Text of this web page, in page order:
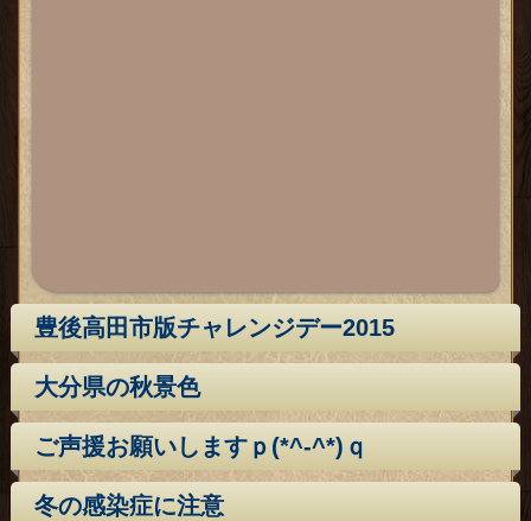
豊後高田市版チャレンジデー2015
大分県の秋景色
ご声援お願いしますｐ(*^-^*)ｑ
冬の感染症に注意